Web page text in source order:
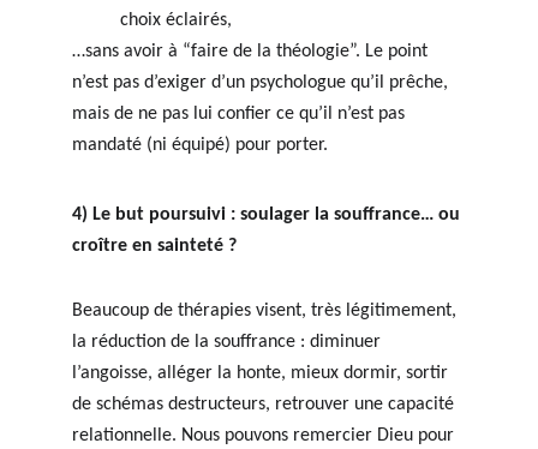
choix éclairés,
…sans avoir à “faire de la théologie”. Le point
n’est pas d’exiger d’un psychologue qu’il prêche,
mais de ne pas lui confier ce qu’il n’est pas
mandaté (ni équipé) pour porter.
4) Le but poursuivi : soulager la souffrance… ou
croître en sainteté ?
Beaucoup de thérapies visent, très légitimement,
la réduction de la souffrance : diminuer
l’angoisse, alléger la honte, mieux dormir, sortir
de schémas destructeurs, retrouver une capacité
relationnelle. Nous pouvons remercier Dieu pour